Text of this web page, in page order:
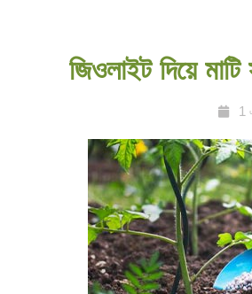
জিওলাইট দিয়ে
1